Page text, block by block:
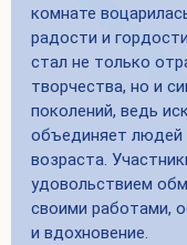
комнате
радости и
стал не только
творчества, но и
поколений, ведь
объединяет людей
возраста.
удовольствием
своими работами,
и вдохновение.